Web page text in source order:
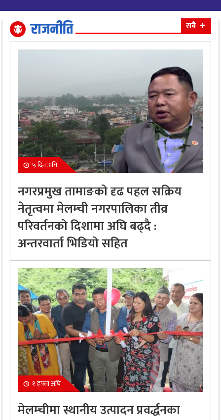
धैर्यले सफलता मिल्नेछ
११ महिना अघि
राजनीति सबै
५ दिन अघि
नगरप्रमुख तामाङको दृढ पहल सक्रिय
नेतृत्वमा मेलम्ची नगरपालिका तीव्र
परिवर्तनको दिशामा अघि बढ्दै :
अन्तरवार्ता भिडियो सहित
१ हफ्ता अघि
मेलम्चीमा स्थानीय उत्पादन प्रवर्द्धनका